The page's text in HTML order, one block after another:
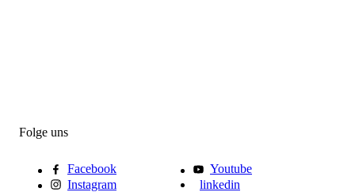
Folge uns
Facebook
Youtube
Instagram
linkedin